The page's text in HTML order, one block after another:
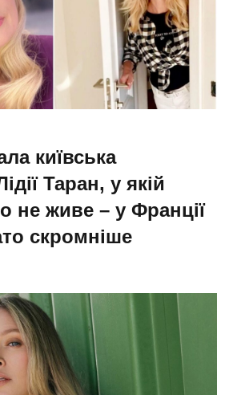
київська
Таран, у якій
не живе – у Франції
скромніше